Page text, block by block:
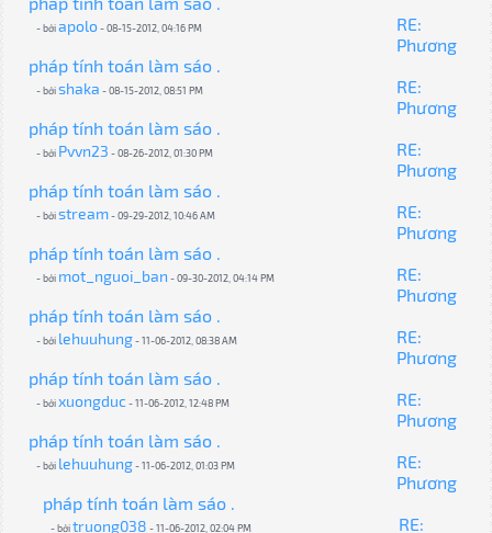
- bởiapolo- 08-15-2012, 04:16 PM
RE:
Phương
pháp tính toán làm sáo .
- bởishaka - 08-15-2012, 08:51 PM
RE:
Phương
pháp tính toán làm sáo .
- bởi Pvvn23 - 08-26-2012, 01:30 PM
RE:
Phương
pháp tính toán làm sáo .
- bởistream- 09-29-2012, 10:46 AM
RE:
Phương
pháp tính toán làm sáo .
- bởi mot_nguoi_ban - 09-30-2012, 04:14 PM
RE:
Phương
pháp tính toán làm sáo .
- bởi lehuuhung- 11-06-2012, 08:38 AM
RE:
Phương
pháp tính toán làm sáo .
- bởixuongduc- 11-06-2012, 12:48 PM
RE:
Phương
pháp tính toán làm sáo .
- bởi lehuuhung- 11-06-2012, 01:03 PM
RE:
Phương
pháp tính toán làm sáo .
- bởitruong038 - 11-06-2012, 02:04 PM
RE: